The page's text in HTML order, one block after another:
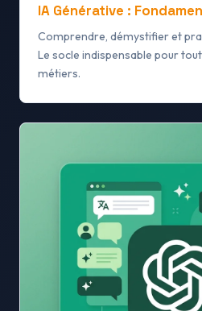
IA Générative :
Comprendre, démystifier et
Le socle indispensable pour
métiers.